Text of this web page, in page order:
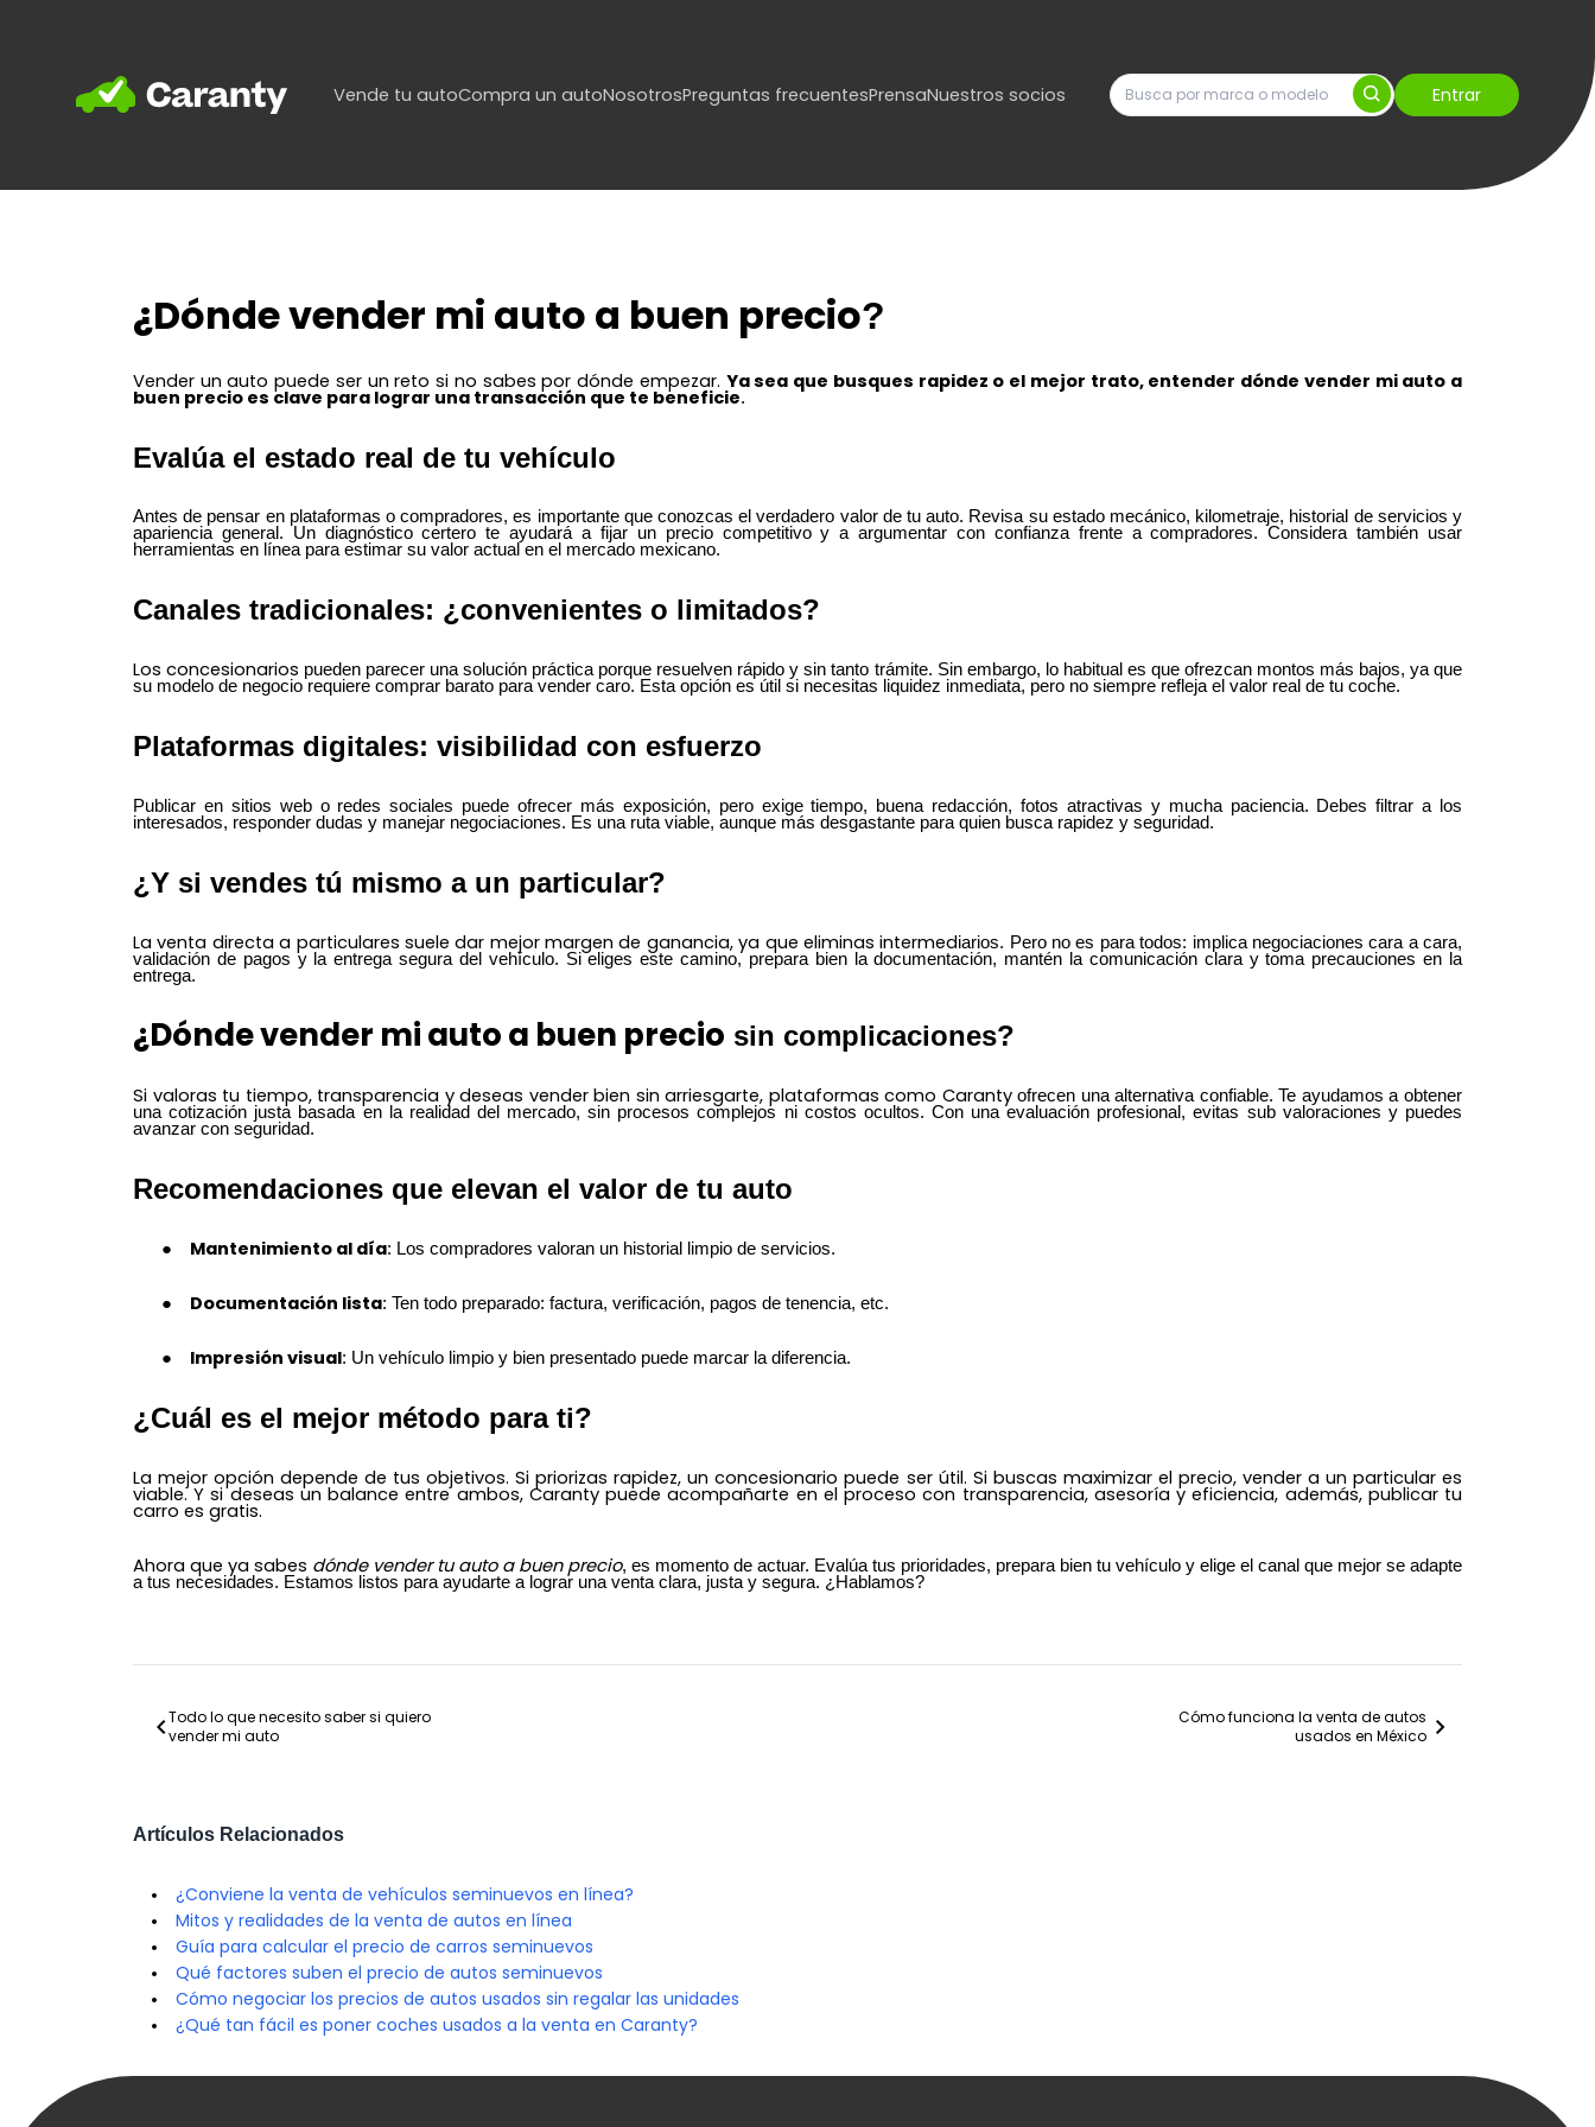
Home Vende tu autoCompra un autoNosotrosPreguntas frecuentesPrensaNuestros socios Entrar
¿Dónde vender mi auto a buen precio?
Vender un auto puede ser un reto si no sabes por dónde empezar. Ya sea que busques rapidez o el mejor trato, entender dónde vender mi auto a
buen precio es clave para lograr una transacción que te beneficie.
Evalúa el estado real de tu vehículo
Antes de pensar en plataformas o compradores, es importante que conozcas el verdadero valor de tu auto. Revisa su estado mecánico, kilometraje, historial de servicios y
apariencia general. Un diagnóstico certero te ayudará a fijar un precio competitivo y a argumentar con confianza frente a compradores. Considera también usar
herramientas en línea para estimar su valor actual en el mercado mexicano.
Canales tradicionales: ¿convenientes o limitados?
Losconcesionarios pueden parecer una solución práctica porque resuelven rápido y sin tanto trámite. Sin embargo, lo habitual es que ofrezcan montos más bajos, ya que
su modelo de negocio requiere comprar barato para vender caro. Esta opción es útil si necesitas liquidez inmediata, pero no siempre refleja el valor real de tu coche.
Plataformas digitales: visibilidad con esfuerzo
Publicar en sitios web o redes sociales puede ofrecer más exposición, pero exige tiempo, buena redacción, fotos atractivas y mucha paciencia. Debes filtrar a los
interesados, responder dudas y manejar negociaciones. Es una ruta viable, aunque más desgastante para quien busca rapidez y seguridad.
¿Y si vendes tú mismo a un particular?
Laventa directa a particulares suele dar mejor margen de ganancia, ya que eliminas intermediarios. Pero no es para todos: implica negociaciones cara a cara,
validación de pagos y la entrega segura del vehículo. Si eliges este camino, prepara bien la documentación, mantén la comunicación clara y toma precauciones en la
entrega.
¿Dónde vender mi auto a buen precio sin complicaciones?
Si valoras tu tiempo, transparencia y deseas vender bien sin arriesgarte, plataformas como Carantyofrecen una alternativa confiable. Te ayudamos a obtener
una cotización justa basada en la realidad del mercado, sin procesos complejos ni costos ocultos. Con una evaluación profesional, evitas sub valoraciones y puedes
avanzar con seguridad.
Recomendaciones que elevan el valor de tu auto
Mantenimiento al día: Los compradores valoran un historial limpio de servicios.
Documentación lista: Ten todo preparado: factura, verificación, pagos de tenencia, etc.
Impresión visual: Un vehículo limpio y bien presentado puede marcar la diferencia.
¿Cuál es el mejor método para ti?
La mejor opción depende de tus objetivos. Si priorizas rapidez, un concesionario puede ser útil. Si buscas maximizar el precio, vender a un particular es
viable. Y si deseas un balance entre ambos, Caranty puede acompañarte en el proceso con transparencia, asesoría y eficiencia, además, publicar tu
carro es gratis.
Ahora que ya sabes dónde vender tu auto a buen precio, es momento de actuar. Evalúa tus prioridades, prepara bien tu vehículo y elige el canal que mejor se adapte
a tus necesidades. Estamos listos para ayudarte a lograr una venta clara, justa y segura. ¿Hablamos?
chevron_leftTodo lo que necesito saber si quiero
vender mi auto
Cómo funciona la venta de autos
usados en México chevron_right
Artículos Relacionados
¿Conviene la venta de vehículos seminuevos en línea?
Mitos y realidades de la venta de autos en línea
Guía para calcular el precio de carros seminuevos
Qué factores suben el precio de autos seminuevos
Cómo negociar los precios de autos usados sin regalar las unidades
¿Qué tan fácil es poner coches usados a la venta en Caranty?